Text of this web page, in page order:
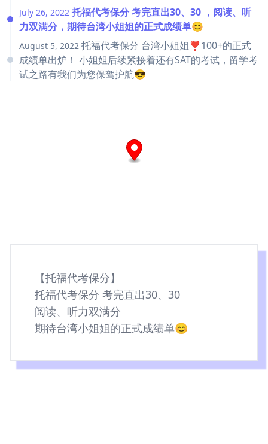
July 26, 2022 托福代考保分 考完直出30、30 ，阅读、听
力双满分，期待台湾小姐姐的正式成绩单😊
August 5, 2022 托福代考保分 台湾小姐姐❣100+的正式
成绩单出炉！ 小姐姐后续紧接着还有SAT的考试，留学考
试之路有我们为您保驾护航😎
【托福代考保分】
托福代考保分 考完直出30、30
阅读、听力双满分
期待台湾小姐姐的正式成绩单😊